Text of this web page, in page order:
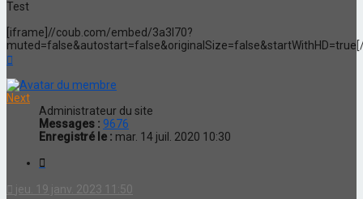
Test
[iframe]//coub.com/embed/3a3l70?
Next
Administrateur du site
Messages : 9676
Enregistré le : mar. 14 juil. 2020 10:30
jeu. 19 janv. 2023 11:50